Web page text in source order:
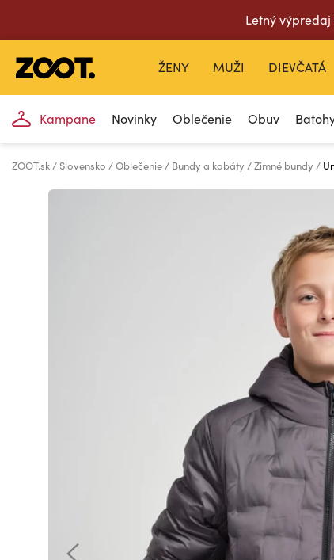
Letný výpredaj
ŽENY MUŽI DIEVČATÁ
Kampane Novinky Oblečenie Obuv
ZOOT.sk Slovensko Oblečenie Bundy a kabáty Zimné bundy